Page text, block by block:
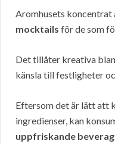
Aromhusets
mocktails för de som
Det tillåter kreativa
känsla till festligheter
Eftersom det är lätt att
ingredienser, kan
uppfriskande